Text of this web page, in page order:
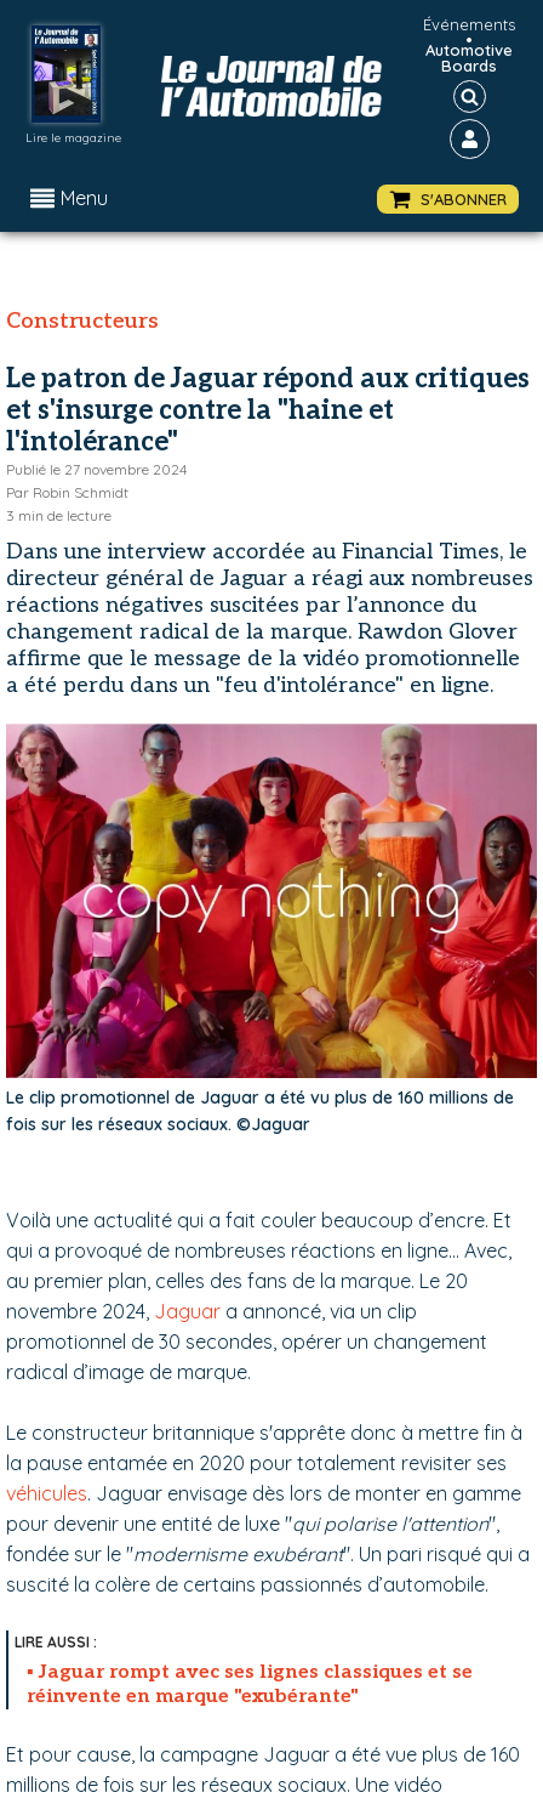
Lire le magazine
Événements
•
Automotive
Boards
Menu S'ABONNER
Constructeurs
Le patron de Jaguar répond aux critiques
et s'insurge contre la "haine et
l'intolérance"
Publié le 27 novembre 2024
Par Robin Schmidt
3 min de lecture
Dans une interview accordée au Financial Times, le
directeur général de Jaguar a réagi aux nombreuses
réactions négatives suscitées par l’annonce du
changement radical de la marque. Rawdon Glover
affirme que le message de la vidéo promotionnelle
a été perdu dans un "feu d'intolérance" en ligne.
Le clip promotionnel de Jaguar a été vu plus de 160 millions de
fois sur les réseaux sociaux. ©Jaguar
Voilà une actualité qui a fait couler beaucoup d’encre. Et
qui a provoqué de nombreuses réactions en ligne… Avec,
au premier plan, celles des fans de la marque. Le 20
novembre 2024, Jaguar a annoncé, via un clip
promotionnel de 30 secondes, opérer un changement
radical d’image de marque.
Le constructeur britannique s'apprête donc à mettre fin à
la pause entamée en 2020 pour totalement revisiter ses
véhicules. Jaguar envisage dès lors de monter en gamme
pour devenir une entité de luxe "qui polarise l'attention",
fondée sur le "modernisme exubérant". Un pari risqué qui a
suscité la colère de certains passionnés d’automobile.
Jaguar rompt avec ses lignes classiques et se
réinvente en marque "exubérante"
Et pour cause, la campagne Jaguar a été vue plus de 160
millions de fois sur les réseaux sociaux. Une vidéo